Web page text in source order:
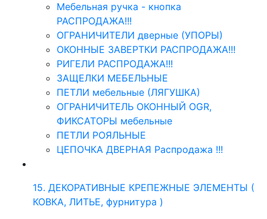
Мебельная ручка - кнопка
РАСПРОДАЖА!!!
ОГРАНИЧИТЕЛИ дверные (УПОРЫ)
ОКОННЫЕ ЗАВЕРТКИ РАСПРОДАЖА!!!
РИГЕЛИ РАСПРОДАЖА!!!
ЗАЩЕЛКИ МЕБЕЛЬНЫЕ
ПЕТЛИ мебельные (ЛЯГУШКА)
ОГРАНИЧИТЕЛЬ ОКОННЫЙ OGR,
ФИКСАТОРЫ мебельные
ПЕТЛИ РОЯЛЬНЫЕ
ЦЕПОЧКА ДВЕРНАЯ Распродажа !!!
15. ДЕКОРАТИВНЫЕ КРЕПЕЖНЫЕ ЭЛЕМЕНТЫ (
КОВКА, ЛИТЬЕ, фурнитура )